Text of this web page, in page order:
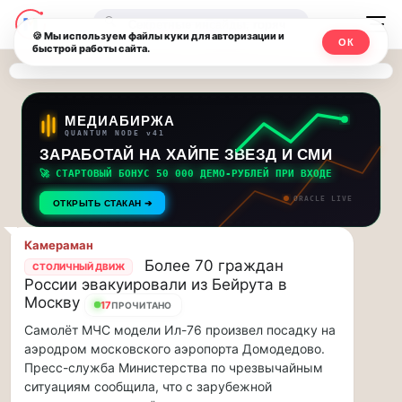
Последние
новости
и
обновления
потока:
Друзья,
приглашаем
на
музыкальную
прогулку
по
Москве
Чайковского!…
Друзья,
приглашаем
на
музыкальную
Москвичи.net
—
Главный
столичный
чат-
мессенджер,
новости
и
инсайды
Москвы
🔍
МЕДИАБИРЖА
QUANTUM NODE v41
ЗАРАБОТАЙ НА ХАЙПЕ ЗВЕЗД И СМИ
🚀 СТАРТОВЫЙ БОНУС 50 000 ДЕМО-РУБЛЕЙ ПРИ ВХОДЕ
ОТКРЫТЬ СТАКАН ➔ ORACLE LIVE
Камераман
СТОЛИЧНЫЙ ДВИЖ
Более 70 граждан
России эвакуировали из Бейрута в
Москву
17ПРОЧИТАНО
Самолёт МЧС модели Ил-76 произвел посадку на
аэродром московского аэропорта Домодедово.
Пресс-служба Министерства по чрезвычайным
ситуациям сообщила, что с зарубежной
🍪 Мы используем файлы куки для авторизации и
быстрой работы сайта.
ОК